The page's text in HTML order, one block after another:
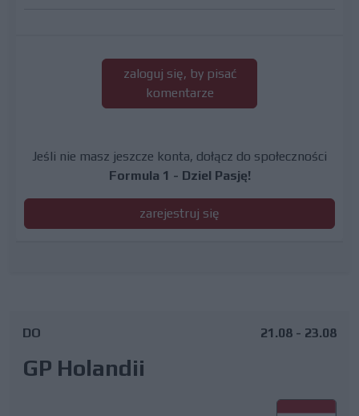
zaloguj się, by pisać
komentarze
Jeśli nie masz jeszcze konta, dołącz do społeczności
Formula 1 - Dziel Pasję!
zarejestruj się
DO
GP Holandii
21.08 - 23.08